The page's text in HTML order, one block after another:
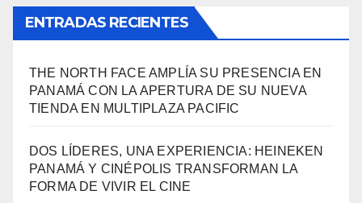
ENTRADAS RECIENTES
THE NORTH FACE AMPLÍA SU PRESENCIA EN
PANAMÁ CON LA APERTURA DE SU NUEVA
TIENDA EN MULTIPLAZA PACIFIC
DOS LÍDERES, UNA EXPERIENCIA: HEINEKEN
PANAMÁ Y CINÉPOLIS TRANSFORMAN LA
FORMA DE VIVIR EL CINE